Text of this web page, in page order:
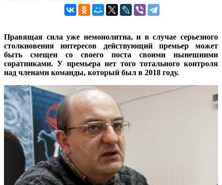
Правящая сила уже немонолитна, и в случае серьезного
столкновения интересов действующий премьер может
быть смещен со своего поста своими нынешними
соратниками. У премьера нет того тотального контроля
над членами команды, который был в 2018 году.